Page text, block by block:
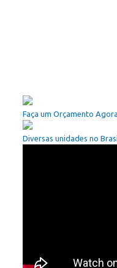
Faça um Orçamento
Diversas unidades no